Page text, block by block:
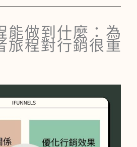
能做到什麼：為
旅程對行銷很重